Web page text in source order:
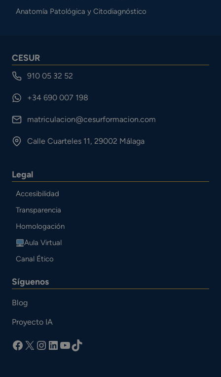
Anatomía Patológica y Citodiagnóstico
CESUR
910 05 32 52
+34 690 007 198
matriculacion@cesurformacion.com
Calle Cuarteles 11, 29002 Málaga
Legal
Accesibilidad
Transparencia
Homologación
Aula Virtual
Canal Ético
Síguenos
Blog
Proyecto IA
facebook
X Instagram
LinkedIn
YouTube
TikTok